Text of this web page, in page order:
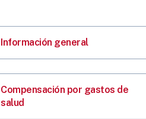
Información general
Compensación por gastos de
salud